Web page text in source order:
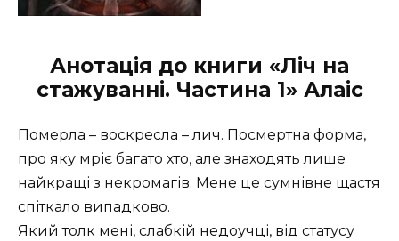
Анотація до книги «Ліч на
стажуванні. Частина 1» Алаіс
Померла – воскресла – лич. Посмертна форма,
про яку мріє багато хто, але знаходять лише
найкращі з некромагів. Мене це сумнівне щастя
спіткало випадково.
Який толк мені, слабкій недоучці, від статусу